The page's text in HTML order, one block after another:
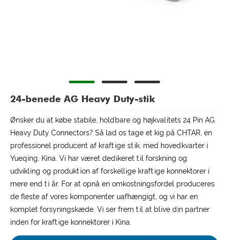
24-benede AG Heavy Duty-stik
Ønsker du at købe stabile, holdbare og højkvalitets 24 Pin AG
Heavy Duty Connectors? Så lad os tage et kig på CHTAR, en
professionel producent af kraftige stik, med hovedkvarter i
Yueqing, Kina. Vi har været dedikeret til forskning og
udvikling og produktion af forskellige kraftige konnektorer i
mere end ti år. For at opnå en omkostningsfordel produceres
de fleste af vores komponenter uafhængigt, og vi har en
komplet forsyningskæde. Vi ser frem til at blive din partner
inden for kraftige konnektorer i Kina.